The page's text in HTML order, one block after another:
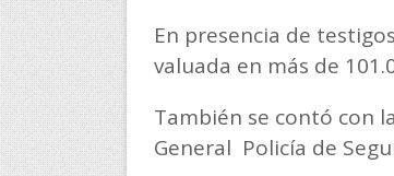
En presencia de
valuada en más de
También se contó con
General Policía de